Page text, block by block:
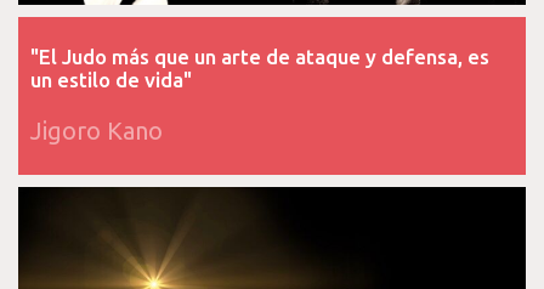
"El Judo más que un arte de ataque y defensa, es
un estilo de vida"
Jigoro Kano